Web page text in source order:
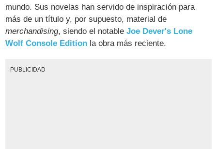
mundo. Sus novelas han servido de inspiración para
más de un título y, por supuesto, material de
merchandising, siendo el notableJoe Dever's Lone
Wolf Console Edition la obra más reciente.
PUBLICIDAD